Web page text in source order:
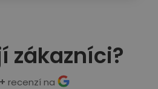
zákazníci?
recenzí na